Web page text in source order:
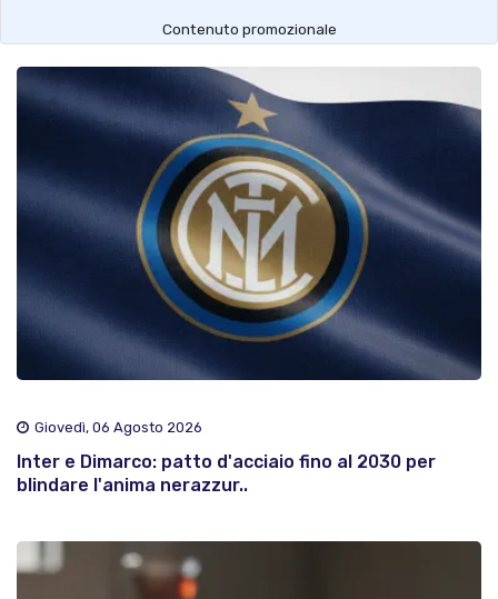
Contenuto promozionale
Giovedì, 06 Agosto 2026
Inter e Dimarco: patto d'acciaio fino al 2030 per
blindare l'anima nerazzur..